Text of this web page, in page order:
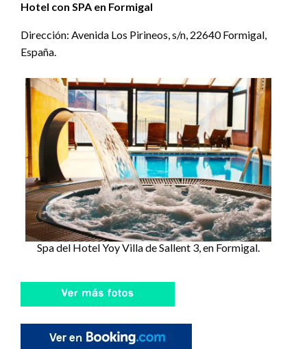
Hotel con SPA en Formigal
Dirección: Avenida Los Pirineos, s/n, 22640 Formigal,
España.
Spa del Hotel Yoy Villa de Sallent 3, en Formigal.